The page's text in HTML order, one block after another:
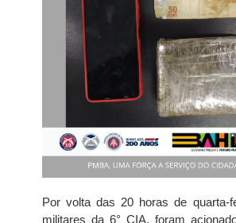
Por volta das 20 horas de quarta-
militares da 6° CIA, foram